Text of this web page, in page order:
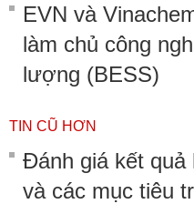
EVN và
làm chủ công
lượng (BESS)
TIN CŨ HƠN
Đánh giá kết quả
và các mục tiêu